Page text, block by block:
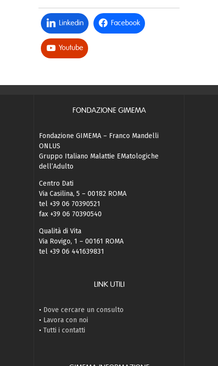
Linkedin Facebook
Youtube
FONDAZIONE GIMEMA
Fondazione GIMEMA – Franco Mandelli
ONLUS
Gruppo Italiano Malattie EMatologiche
dell’Adulto
Centro Dati
Via Casilina, 5 – 00182 ROMA
tel +39 06 70390521
fax +39 06 70390540
Qualità di Vita
Via Rovigo, 1 – 00161 ROMA
tel +39 06 441639831
LINK UTILI
• Dove cercare un consulto
• Lavora con noi
• Tutti i contatti